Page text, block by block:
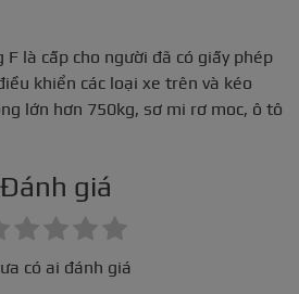
F là cấp cho người đã có giấy phép
khiển các loại xe trên và kéo
lớn hơn 750kg, sơ mi rơ moc, ô tô
Đánh giá
có ai đánh giá